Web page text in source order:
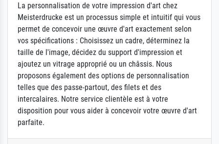
La personnalisation de votre impression d'art chez
Meisterdrucke est un processus simple et intuitif qui vous
permet de concevoir une œuvre d'art exactement selon
vos spécifications : Choisissez un cadre, déterminez la
taille de l'image, décidez du support d'impression et
ajoutez un vitrage approprié ou un châssis. Nous
proposons également des options de personnalisation
telles que des passe-partout, des filets et des
intercalaires. Notre service clientèle est à votre
disposition pour vous aider à concevoir votre œuvre d'art
parfaite.